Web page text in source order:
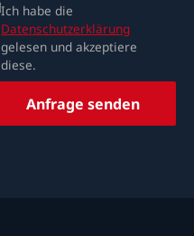
Ich habe die
Datenschutzerklärung
gelesen und akzeptiere
diese.
Anfrage senden